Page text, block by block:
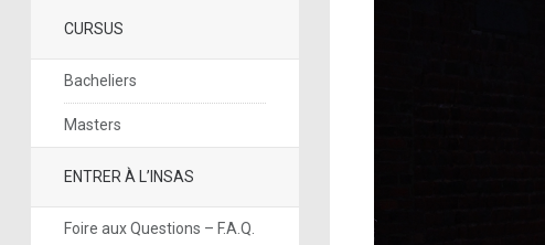
CURSUS
Bacheliers
Masters
ENTRER À L’INSAS
Foire aux Questions – F.A.Q.